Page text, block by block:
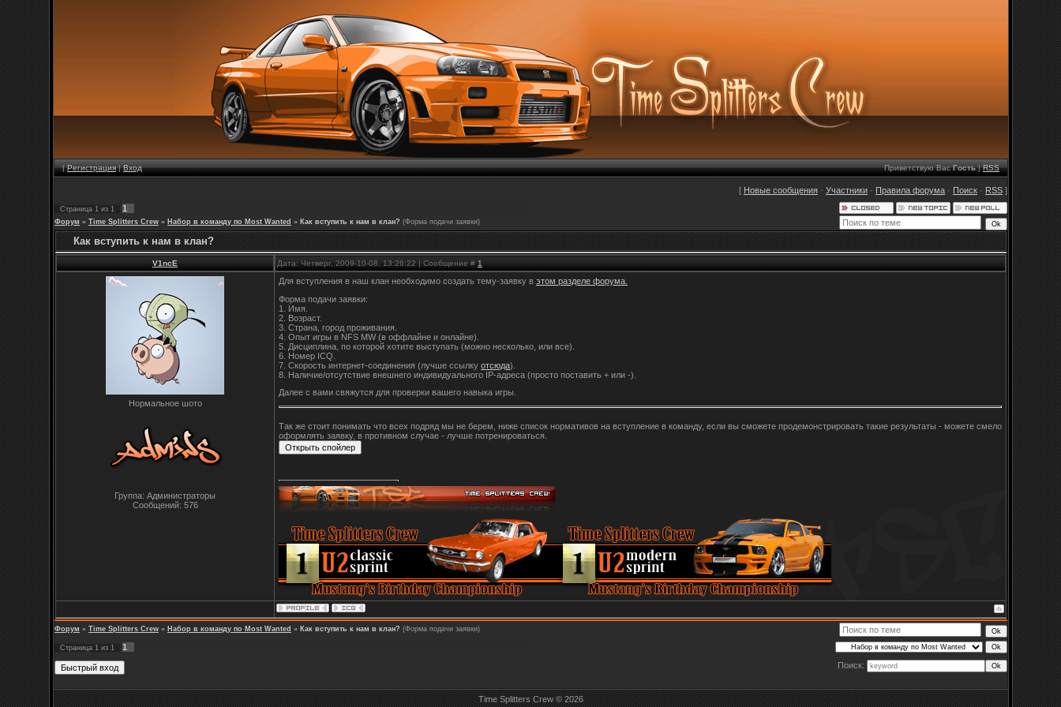
|Регистрация|Вход Приветствую Вас Гость|RSS
[ Новые сообщения · Участники · Правила форума · Поиск · RSS ]
Страница 1 из 1 1
Форум » Time Splitters Crew » Набор в команду по Most Wanted » Как вступить к нам в клан? (Форма подачи заявки)
Как вступить к нам в клан?
V1ncE Дата: Четверг, 2009-10-08, 13:26:22 | Сообщение # 1
Нормальное шото
Группа: Администраторы
Сообщений: 576
Для вступления в наш клан необходимо создать тему-заявку в этом разделе форума.
Форма подачи заявки:
1. Имя.
2. Возраст.
3. Страна, город проживания.
4. Опыт игры в NFS MW (в оффлайне и онлайне).
5. Дисциплина, по которой хотите выступать (можно несколько, или все).
6. Номер ICQ.
7. Скорость интернет-соединения (лучше ссылку отсюда).
8. Наличие/отсутствие внешнего индивидуального IP-адреса (просто поставить + или -).
Далее с вами свяжутся для проверки вашего навыка игры.
Так же стоит понимать что всех подряд мы не берем, ниже список нормативов на вступление в команду, если вы сможете продемонстрировать такие результаты - можете смело
оформлять заявку, в противном случае - лучше потренироваться.
Форум » Time Splitters Crew » Набор в команду по Most Wanted » Как вступить к нам в клан? (Форма подачи заявки)
Страница 1 из 1
1
Поиск:
Time Splitters Crew © 2026